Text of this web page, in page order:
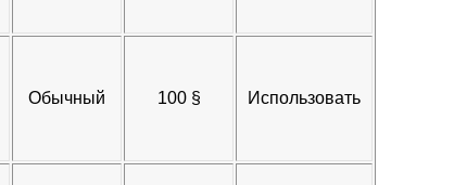
Обычный 100 §​ Использовать